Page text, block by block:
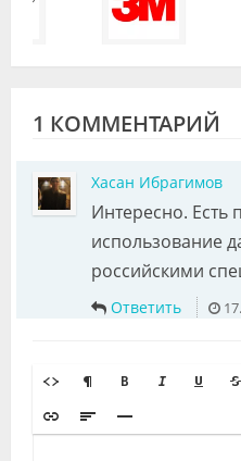
1 КОММЕНТАРИЙ
Хасан Ибрагимов
Интересно. Есть
использование
российскими
Ответить